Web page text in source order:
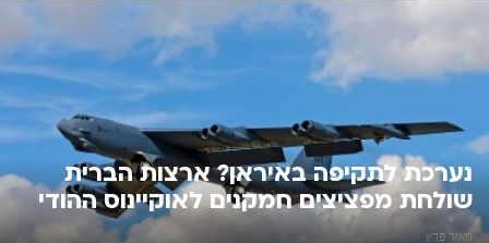
נערכת לתקיפה באיראן? ארצות הברית
שולחת מפציצים חמקנים לאוקיינוס ההודי
מאיר פרץ